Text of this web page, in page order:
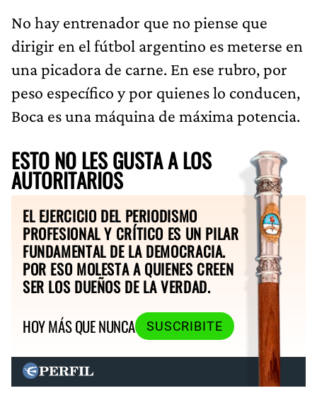
No hay entrenador que no piense que
dirigir en el fútbol argentino es meterse en
una picadora de carne. En ese rubro, por
peso específico y por quienes lo conducen,
Boca es una máquina de máxima potencia.
ESTO NO LES GUSTA A LOS
AUTORITARIOS
EL EJERCICIO DEL PERIODISMO
PROFESIONAL Y CRÍTICO ES UN PILAR
FUNDAMENTAL DE LA DEMOCRACIA.
POR ESO MOLESTA A QUIENES CREEN
SER LOS DUEÑOS DE LA VERDAD.
HOY MÁS QUE NUNCA
SUSCRIBITE